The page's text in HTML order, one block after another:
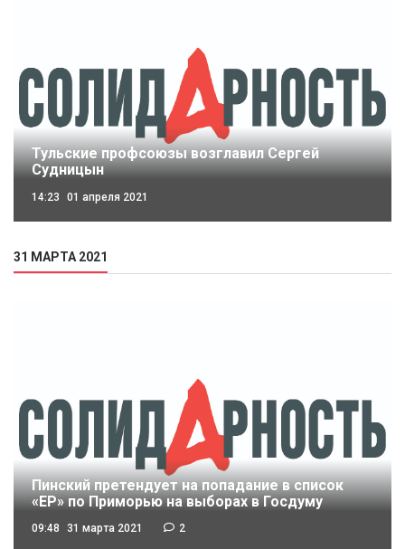
Тульские профсоюзы возглавил Сергей
Судницын
14:23 01 апреля 2021
31 МАРТА 2021
Пинский претендует на попадание в список
«ЕР» по Приморью на выборах в Госдуму
09:48 31 марта 2021 2